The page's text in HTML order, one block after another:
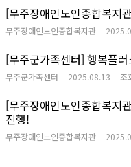
[무주장애인노인종합복지
무주장애인노인종합복지관
[무주군가족센터] 행복플
무주군가족센터 2025.08.13 조
[무주장애인노인종합복지
진행!
무주장애인노인종합복지관